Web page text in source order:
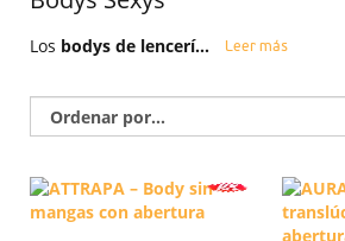
Los bodys de lencerí... Leer más